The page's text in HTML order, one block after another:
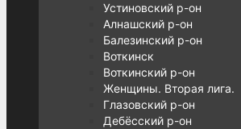
Устиновский р-он
Алнашский р-он
Балезинский р-он
Воткинск
Воткинский р-он
Женщины. Вторая лига.
Глазовский р-он
Дебёсский р-он